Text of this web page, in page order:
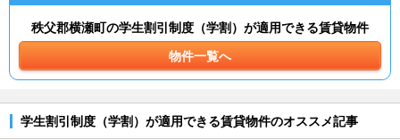
秩父郡横瀬町の学生割引制度（学割）が適用できる賃貸物件
物件一覧へ
学生割引制度（学割）が適用できる賃貸物件のオススメ記事